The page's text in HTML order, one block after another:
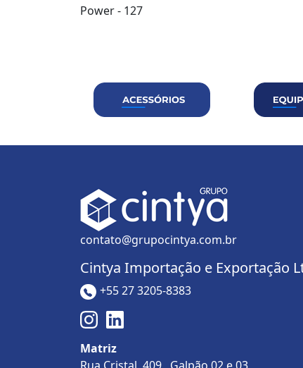
Power - 127
contato@grupocintya.com.br
Cintya Importação e Exportação
+55 27 3205-8383
Matriz